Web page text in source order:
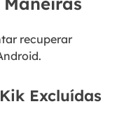
recuperar
Excluídas